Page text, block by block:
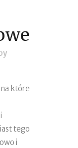
które
tego
i